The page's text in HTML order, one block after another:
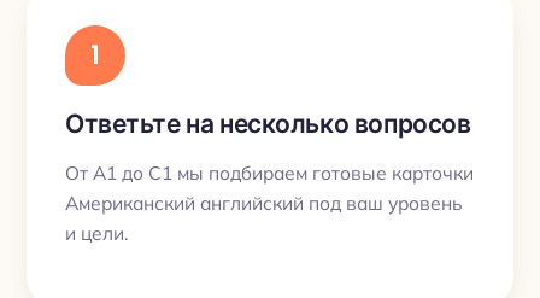
1
Ответьте на несколько вопросов
От A1 до C1 мы подбираем готовые карточки
Американский английский под ваш уровень
и цели.